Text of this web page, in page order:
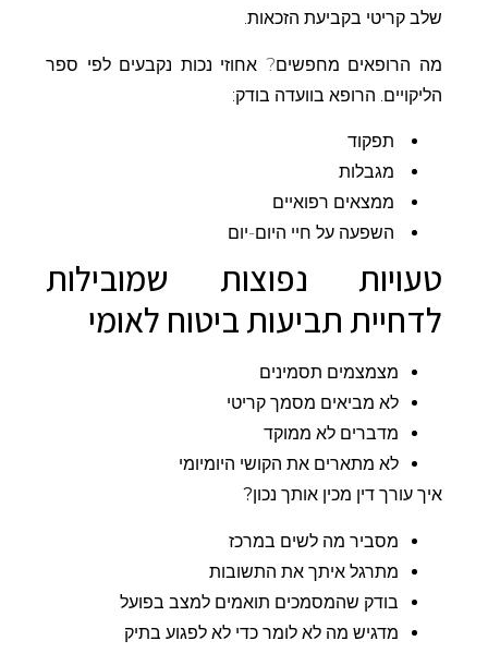
שלב קריטי בקביעת הזכאות.
מה הרופאים מחפשים? אחוזי נכות נקבעים לפי ספר
הליקויים. הרופא בוועדה בודק:
תפקוד
מגבלות
ממצאים רפואיים
השפעה על חיי היום-יום
טעויות נפוצות שמובילות
לדחיית תביעות ביטוח לאומי
מצמצמים תסמינים
לא מביאים מסמך קריטי
מדברים לא ממוקד
לא מתארים את הקושי היומיומי
איך עורך דין מכין אותך נכון?
מסביר מה לשים במרכז
מתרגל איתך את התשובות
בודק שהמסמכים תואמים למצב בפועל
מדגיש מה לא לומר כדי לא לפגוע בתיק